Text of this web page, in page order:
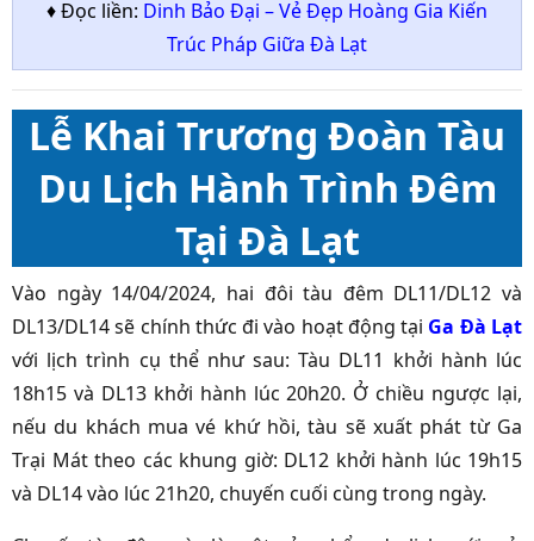
♦ Đọc liền: Dinh Bảo Đại – Vẻ Đẹp Hoàng Gia Kiến
Trúc Pháp Giữa Đà Lạt
Lễ Khai Trương Đoàn Tàu
Du Lịch Hành Trình Đêm
Tại Đà Lạt
Vào ngày 14/04/2024, hai đôi tàu đêm DL11/DL12 và
DL13/DL14 sẽ chính thức đi vào hoạt động tại Ga Đà Lạt
với lịch trình cụ thể như sau: Tàu DL11 khởi hành lúc
18h15 và DL13 khởi hành lúc 20h20. Ở chiều ngược lại,
nếu du khách mua vé khứ hồi, tàu sẽ xuất phát từ Ga
Trại Mát theo các khung giờ: DL12 khởi hành lúc 19h15
và DL14 vào lúc 21h20, chuyến cuối cùng trong ngày.